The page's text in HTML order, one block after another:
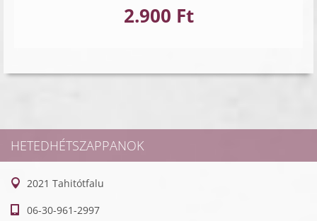
2.900 Ft
HETEDHÉTSZAPPANOK
2021 Tahitótfalu
06-30-961-2997